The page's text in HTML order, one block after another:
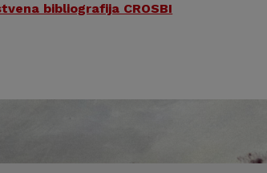
bibliografija CROSBI